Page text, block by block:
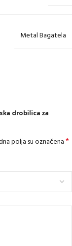
Metal Bagatela
drobilica za
polja su označena*